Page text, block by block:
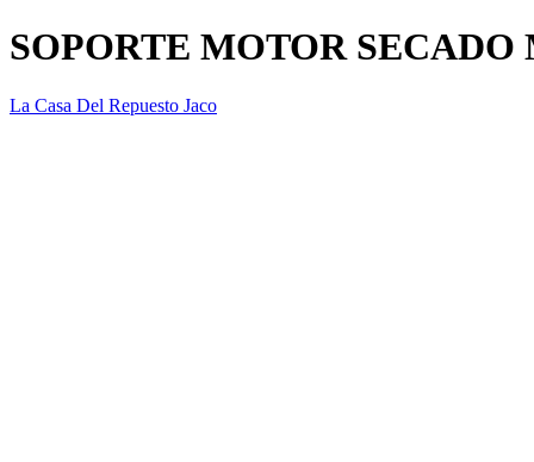
SOPORTE MOTOR SECADO
La Casa Del Repuesto Jaco